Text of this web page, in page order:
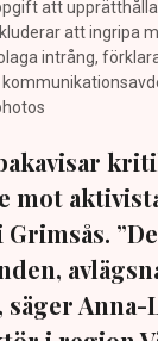
att
att ingripa
intrång,
mot
säger Anna-